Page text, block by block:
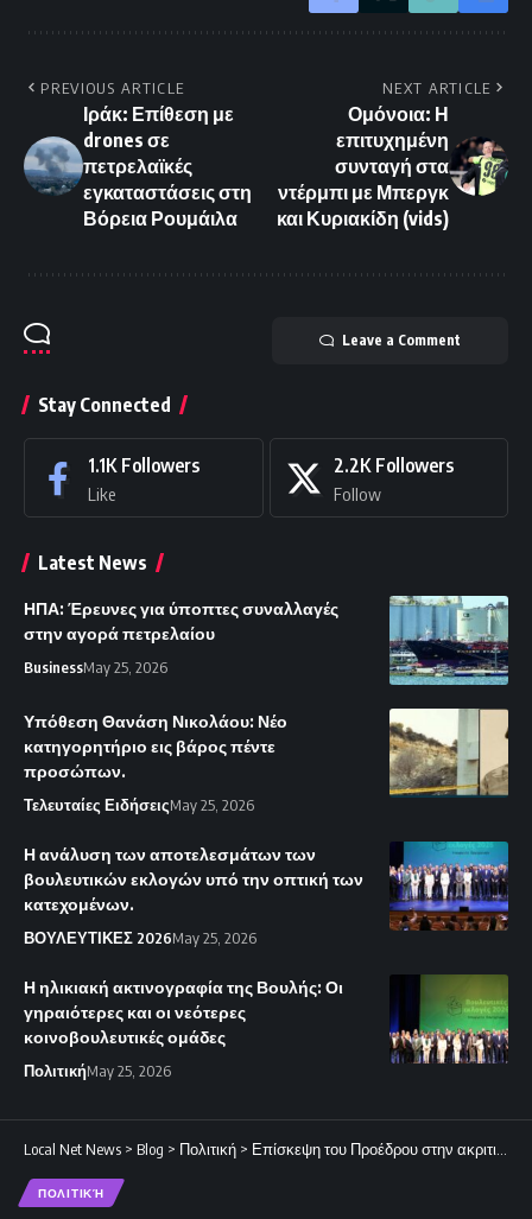
PREVIOUS ARTICLE
Ιράκ: Επίθεση με
drones σε
πετρελαϊκές
εγκαταστάσεις στη
Βόρεια Ρουμάιλα
NEXT ARTICLE
Ομόνοια: Η
επιτυχημένη
συνταγή στα
ντέρμπι με Μπεργκ
και Κυριακίδη (vids)
Leave a Comment
Stay Connected
1.1K Followers
Like
2.2K Followers
Follow
Latest News
ΗΠΑ: Έρευνες για ύποπτες συναλλαγές
στην αγορά πετρελαίου
BusinessMay 25, 2026
Υπόθεση Θανάση Νικολάου: Νέο
κατηγορητήριο εις βάρος πέντε
προσώπων.
Τελευταίες ΕιδήσειςMay 25, 2026
Η ανάλυση των αποτελεσμάτων των
βουλευτικών εκλογών υπό την οπτική των
κατεχομένων.
ΒΟΥΛΕΥΤΙΚΕΣ 2026May 25, 2026
Η ηλικιακή ακτινογραφία της Βουλής: Οι
γηραιότερες και οι νεότερες
κοινοβουλευτικές ομάδες
ΠολιτικήMay 25, 2026
Local Net News > Blog > Πολιτική > Επίσκεψη του Προέδρου στην ακριτική Τηλλυρία
ΠΟΛΙΤΙΚΉ